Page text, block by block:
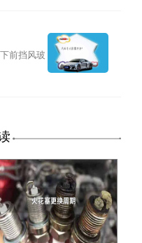
前挡风玻